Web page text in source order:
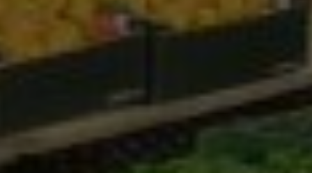
Google Tag Manager
Wenn Cookies von externen Medien akzeptiert
werden, bedarf der Zugriff auf externe Inhalte
keiner manuellen Zustimmung mehr.
Google Maps